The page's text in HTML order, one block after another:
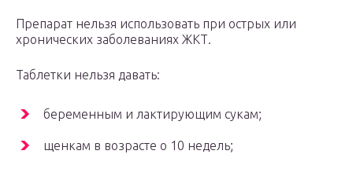
Препарат нельзя использовать при острых или
хронических заболеваниях ЖКТ.
Таблетки нельзя давать:
беременным и лактирующим сукам;
щенкам в возрасте о 10 недель;